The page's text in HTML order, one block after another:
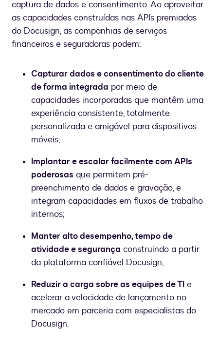
captura de dados e consentimento. Ao aproveitar
as capacidades construídas nas APIs premiadas
do Docusign, as companhias de serviços
financeiros e seguradoras podem:
Capturar dados e consentimento do cliente
de forma integrada por meio de
capacidades incorporadas que mantêm uma
experiência consistente, totalmente
personalizada e amigável para dispositivos
móveis;
Implantar e escalar facilmente com APIs
poderosas que permitem pré-
preenchimento de dados e gravação, e
integram capacidades em fluxos de trabalho
internos;
Manter alto desempenho, tempo de
atividade e segurança construindo a partir
da plataforma confiável Docusign;
Reduzir a carga sobre as equipes de TI e
acelerar a velocidade de lançamento no
mercado em parceria com especialistas do
Docusign.